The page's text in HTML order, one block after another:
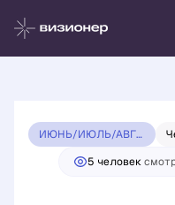
1-комнатная
Ипотека от 27 710 руб./мес.
ИЮНЬ/ИЮЛЬ/АВГУСТ 2026 ВИЗИОНЕР
5 человек